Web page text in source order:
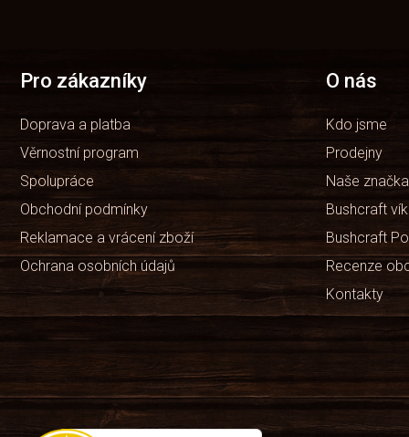
Pro zákazníky
Doprava a platba
Věrnostní program
Spolupráce
Obchodní podmínky
Reklamace a vrácení zboží
Ochrana osobních údajů
O nás
Kdo jsme
Prodejny
Naše
Bushcraft
Bushcraft
Recenze
Kontakty